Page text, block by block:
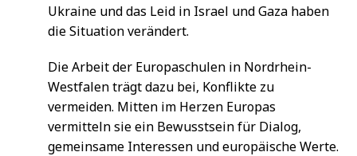
Ukraine und das Leid in Israel und Gaza haben
die Situation verändert.
Die Arbeit der Europaschulen in Nordrhein-
Westfalen trägt dazu bei, Konflikte zu
vermeiden. Mitten im Herzen Europas
vermitteln sie ein Bewusstsein für Dialog,
gemeinsame Interessen und europäische Werte.